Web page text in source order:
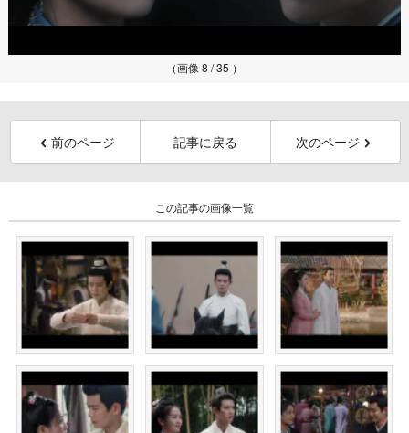
（画像 8 / 35 ）
前のページ 記事に戻る 次のページ
この記事の画像一覧